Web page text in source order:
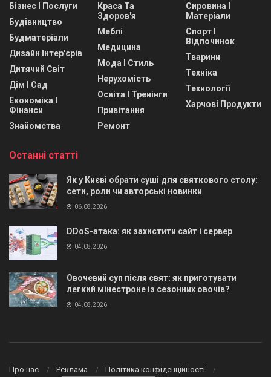
Бізнес І Послуги
Будівництво
Будматеріали
Дизайн Інтер'єрів
Дитячий Світ
Дім І Сад
Економіка І
Фінанси
Знайомства
Краса Та
Здоров'я
Меблі
Медицина
Мода І Стиль
Нерухомість
Освіта І Тренінги
Привітання
Ремонт
Сировина І
Матеріали
Спорт І
Відпочинок
Тварини
Техніка
Технології
Харчові Продукти
Останні статті
Як у Києві обрати суші для святкового столу:
сети, роли чи авторські новинки
06.08.2026
DDoS-атака: як захистити сайт і сервер
04.08.2026
Овочевий суп після свят: як приготувати
легкий мінестроне із сезонних овочів?
04.08.2026
Про нас Реклама Політика конфіденційності